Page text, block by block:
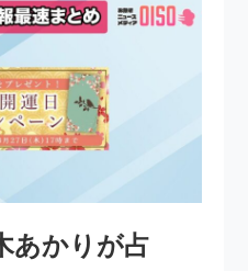
あかりが占